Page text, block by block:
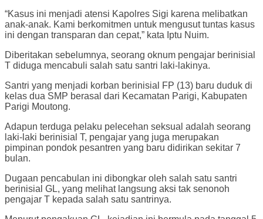
“Kasus ini menjadi atensi Kapolres Sigi karena melibatkan
anak-anak. Kami berkomitmen untuk mengusut tuntas kasus
ini dengan transparan dan cepat,” kata Iptu Nuim.
Diberitakan sebelumnya, seorang oknum pengajar berinisial
T diduga mencabuli salah satu santri laki-lakinya.
Santri yang menjadi korban berinisial FP (13) baru duduk di
kelas dua SMP berasal dari Kecamatan Parigi, Kabupaten
Parigi Moutong.
Adapun terduga pelaku pelecehan seksual adalah seorang
laki-laki berinisial T, pengajar yang juga merupakan
pimpinan pondok pesantren yang baru didirikan sekitar 7
bulan.
Dugaan pencabulan ini dibongkar oleh salah satu santri
berinisial GL, yang melihat langsung aksi tak senonoh
pengajar T kepada salah satu santrinya.